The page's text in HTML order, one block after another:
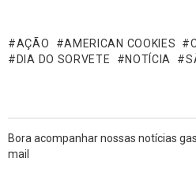
AÇÃO AMERICAN COOKIES
DIA DO SORVETE
NOTÍCIA
Bora acompanhar nossas notícias
mail